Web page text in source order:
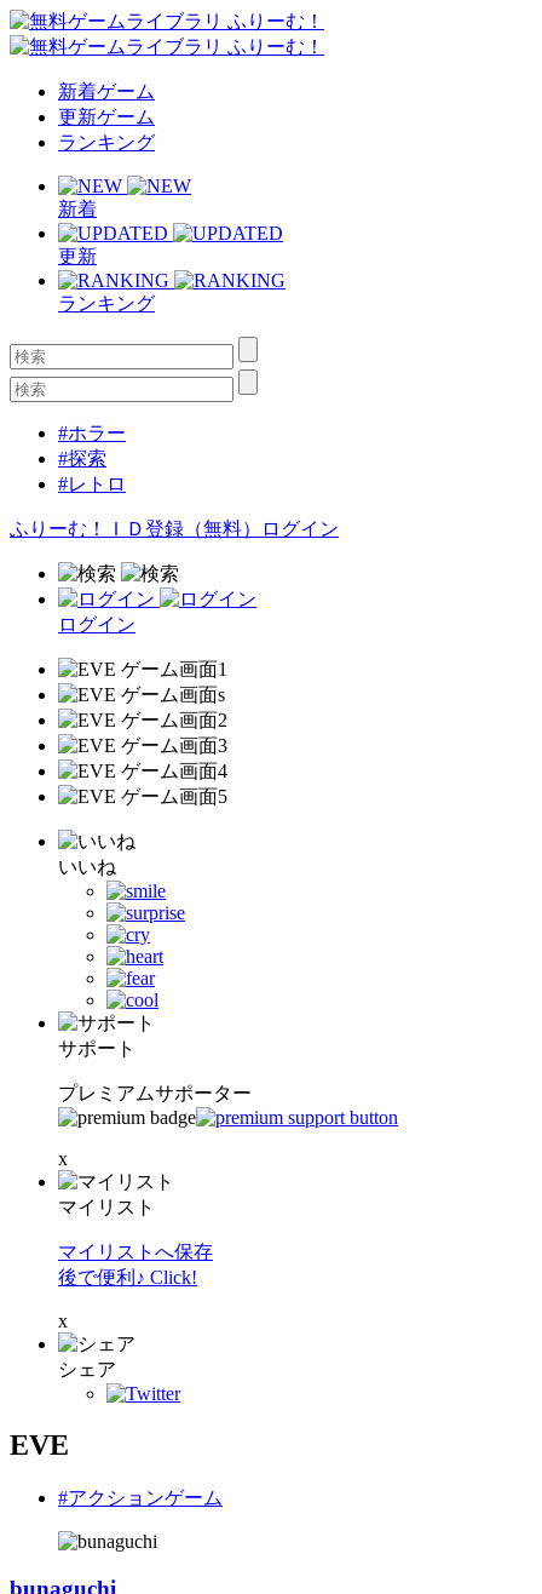
新着ゲーム
更新ゲーム
ランキング
新着
更新
ランキング
#ホラー
#探索
#レトロ
ふりーむ！ＩＤ登録（無料） ログイン
ログイン
いいね
サポート
プレミアムサポーター
x
マイリスト
マイリストへ保存
後で便利♪ Click!
x
シェア
EVE
#アクションゲーム
bunaguchi